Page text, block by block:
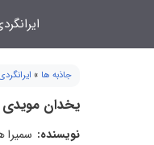
جاذبه ها »
یخدان
نویسنده: سمیرا